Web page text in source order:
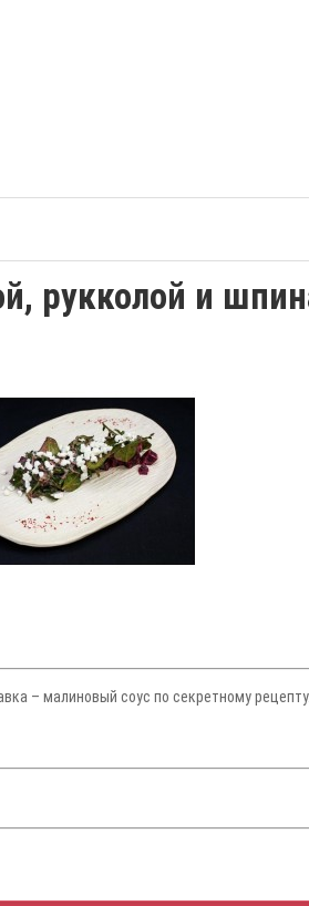
рукколой и
– малиновый соус по секретному